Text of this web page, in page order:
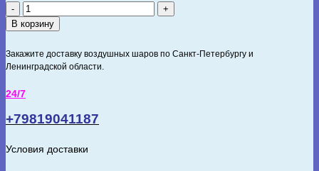
Количество
товара
Шар
см.)
Яркие
Прозрачный,
В корзину
Закажите доставку воздушных шаров по Санкт-Петербургу и
Ленинградской области.
24/7
+79819041187
Условия доставки